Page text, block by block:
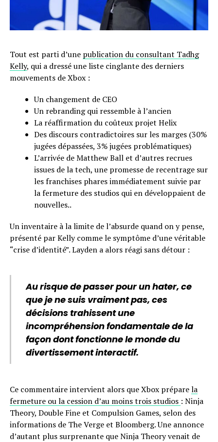
Tout est parti d’une publication du consultant Tadhg
Kelly, qui a dressé une liste cinglante des derniers
mouvements de Xbox :
Un changement de CEO
Un rebranding qui ressemble à l’ancien
La réaffirmation du coûteux projet Helix
Des discours contradictoires sur les marges (30%
jugées dépassées, 3% jugées problématiques)
L’arrivée de Matthew Ball et d’autres recrues
issues de la tech, une promesse de recentrage sur
les franchises phares immédiatement suivie par
la fermeture des studios qui en développaient de
nouvelles..
Un inventaire à la limite de l’absurde quand on y pense,
présenté par Kelly comme le symptôme d’une véritable
“crise d’identité”. Layden a alors réagi sans détour :
Au risque de passer pour un hater, ce
que je ne suis vraiment pas, ces
décisions trahissent une
incompréhension fondamentale de la
façon dont fonctionne le monde du
divertissement interactif.
Ce commentaire intervient alors que Xbox préparela
fermeture ou la cession d’au moins trois studios : Ninja
Theory, Double Fine et Compulsion Games, selon des
informations de The Verge et Bloomberg. Une annonce
d’autant plus surprenante que Ninja Theory venait de